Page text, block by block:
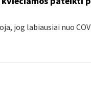
jog labiausiai nuo